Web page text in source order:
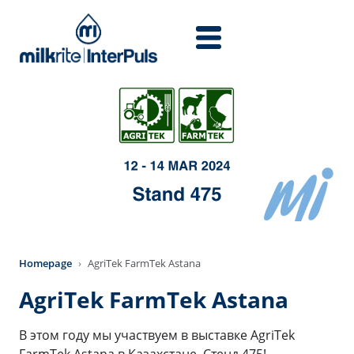
Homepage AgriTek FarmTek Astana
AgriTek FarmTek Astana
В этом году мы участвуем в выставке AgriTek